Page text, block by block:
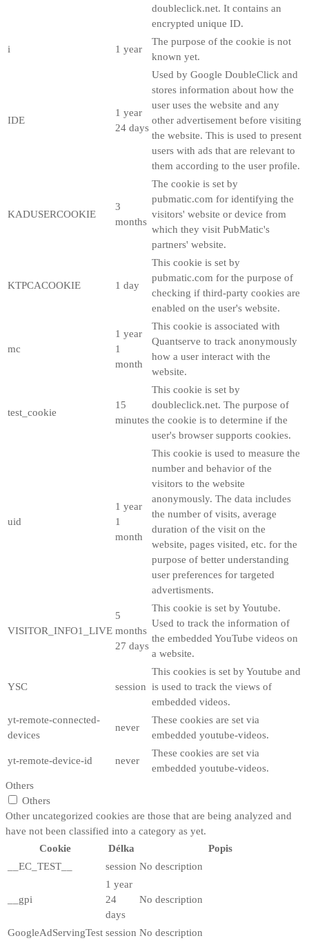
doubleclick.net. It contains an
encrypted unique ID.
i 1 year
The purpose of the cookie is not
known yet.
IDE
1 year
24 days
Used by Google DoubleClick and
stores information about how the
user uses the website and any
other advertisement before visiting
the website. This is used to present
users with ads that are relevant to
them according to the user profile.
KADUSERCOOKIE
3
months
The cookie is set by
pubmatic.com for identifying the
visitors' website or device from
which they visit PubMatic's
partners' website.
KTPCACOOKIE 1 day
This cookie is set by
pubmatic.com for the purpose of
checking if third-party cookies are
enabled on the user's website.
mc
1 year
1
month
This cookie is associated with
Quantserve to track anonymously
how a user interact with the
website.
test_cookie
15
minutes
This cookie is set by
doubleclick.net. The purpose of
the cookie is to determine if the
user's browser supports cookies.
uid
1 year
1
month
This cookie is used to measure the
number and behavior of the
visitors to the website
anonymously. The data includes
the number of visits, average
duration of the visit on the
website, pages visited, etc. for the
purpose of better understanding
user preferences for targeted
advertisments.
VISITOR_INFO1_LIVE
5
months
27 days
This cookie is set by Youtube.
Used to track the information of
the embedded YouTube videos on
a website.
YSC session
This cookies is set by Youtube and
is used to track the views of
embedded videos.
yt-remote-connected-
devices
never
These cookies are set via
embedded youtube-videos.
yt-remote-device-id never
These cookies are set via
embedded youtube-videos.
Others
Others
Other uncategorized cookies are those that are being analyzed and
have not been classified into a category as yet.
Cookie
Délka
Popis
__EC_TEST__
session No description
__gpi
1 year
24
days
No description
GoogleAdServingTest session No description